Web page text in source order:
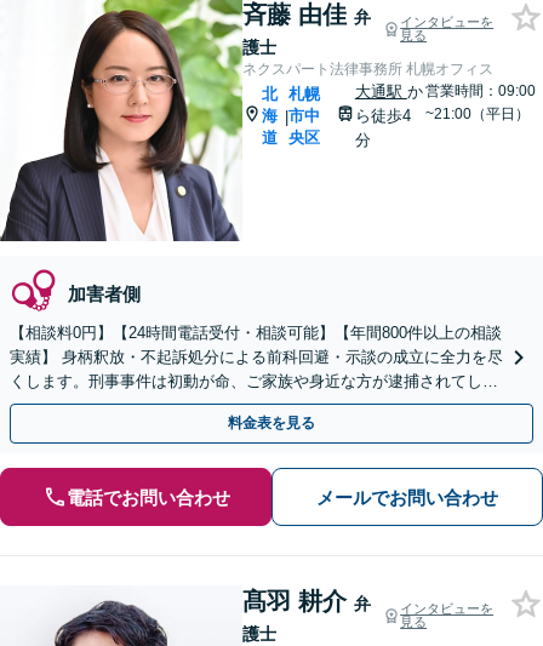
斉藤 由佳 弁
護士
インタビューを
見る
ネクスパート法律事務所 札幌オフィス
北
海
道
|
札幌
市中
央区
大通駅 か
ら徒歩4
分
営業時間：09:00
~21:00（平日）
加害者側
【相談料0円】【24時間電話受付・相談可能】【年間800件以上の相談
実績】 身柄釈放・不起訴処分による前科回避・示談の成立に全力を尽
くします。刑事事件は初動が命、ご家族や身近な方が逮捕されてしま
ったら一刻も早くお電話ください。
料金表を見る
電話でお問い合わせ メールでお問い合わせ
髙羽 耕介 弁
護士
インタビューを
見る